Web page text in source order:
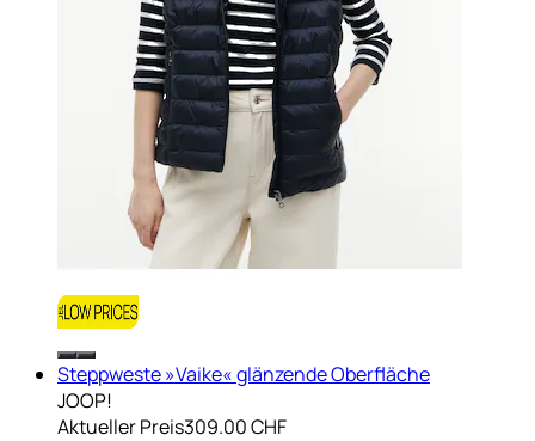
Steppweste »Vaike« glänzende Oberfläche
JOOP!
Aktueller Preis309.00 CHF